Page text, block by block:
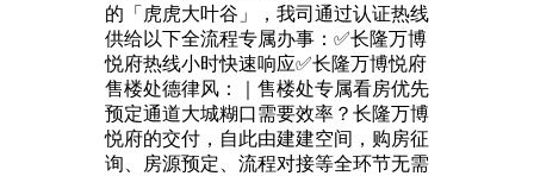
的「虎虎大叶谷」，我司通过认证热线
供给以下全流程专属办事：✅长隆万博
悦府热线小时快速响应✅长隆万博悦府
售楼处德律风：｜售楼处专属看房优先
预定通道大城糊口需要效率？长隆万博
悦府的交付，自此由建建空间，购房征
询、房源预定、流程对接等全环节无需